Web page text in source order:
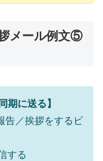
メール例文⑤
期に送る】
告／挨拶をするビ
する